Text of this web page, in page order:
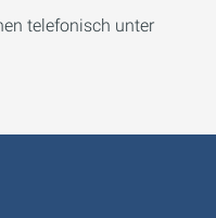
telefonisch unter